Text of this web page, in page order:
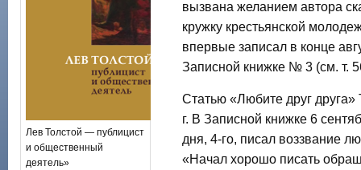
Лев Толстой — публицист
и общественный
деятель»
вызвана желанием автора
кружку крестьянской
впервые записал в конце
Записной книжке № 3 (см. т.
Статью «Любите друг друга»
г. В Записной книжке 6
дня, 4-го, писал воззвание
«Начал хорошо писать